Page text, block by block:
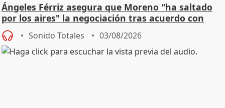
Ángeles Férriz asegura que Moreno "ha saltado
por los aires" la negociación tras acuerdo con
SMA
Sonido Totales 03/08/2026